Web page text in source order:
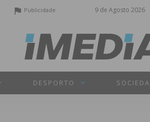
9 de Agosto 2026
Publicidade
DESPORTO